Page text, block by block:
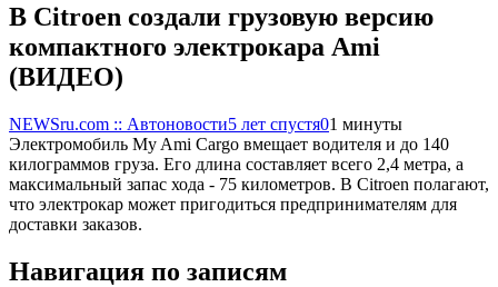
В Citroen создали грузовую версию
компактного электрокара Ami
(ВИДЕО)
NEWSru.com :: Автоновости5 лет спустя01 минуты
Электромобиль My Ami Cargo вмещает водителя и до 140
килограммов груза. Его длина составляет всего 2,4 метра, а
максимальный запас хода - 75 километров. В Citroen полагают,
что электрокар может пригодиться предпринимателям для
доставки заказов.
Навигация по записям